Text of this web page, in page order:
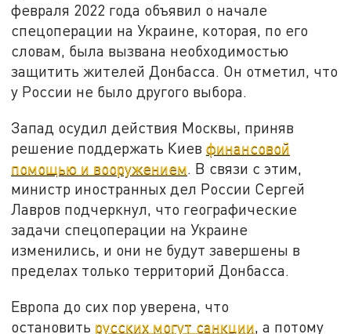
февраля 2022 года объявил о начале
спецоперации на Украине, которая, по его
словам, была вызвана необходимостью
защитить жителей Донбасса. Он отметил, что
у России не было другого выбора.
Запад осудил действия Москвы, приняв
решение поддержать Киевфинансовой
помощью и вооружением. В связи с этим,
министр иностранных дел России Сергей
Лавров подчеркнул, что географические
задачи спецоперации на Украине
изменились, и они не будут завершены в
пределах только территорий Донбасса.
Европа до сих пор уверена, что
остановить русских могут санкции , а потому